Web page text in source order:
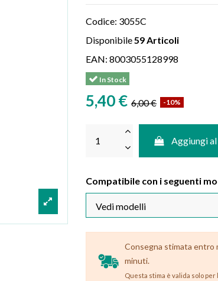
Codice: 3055C
Disponibile 59 Articoli
EAN: 8003055128998
In Stock
5,40 € 6,00 € -10%
Aggiungi
Compatibile con i seguenti
Consegna stimata entro
minuti.
Questa stima è valida solo